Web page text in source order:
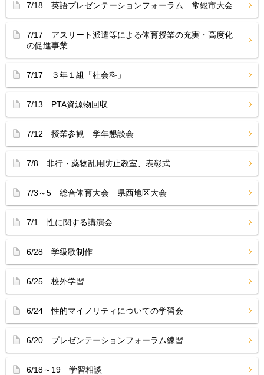
7/18 英語プレゼンテーションフォーラム 常総市大会
7/17 アスリート派遣等による体育授業の充実・高度化
の促進事業
7/17 ３年１組「社会科」
7/13 PTA資源物回収
7/12 授業参観 学年懇談会
7/8 非行・薬物乱用防止教室、表彰式
7/3～5 総合体育大会 県西地区大会
7/1 性に関する講演会
6/28 学級歌制作
6/25 校外学習
6/24 性的マイノリティについての学習会
6/20 プレゼンテーションフォーラム練習
6/18～19 学習相談